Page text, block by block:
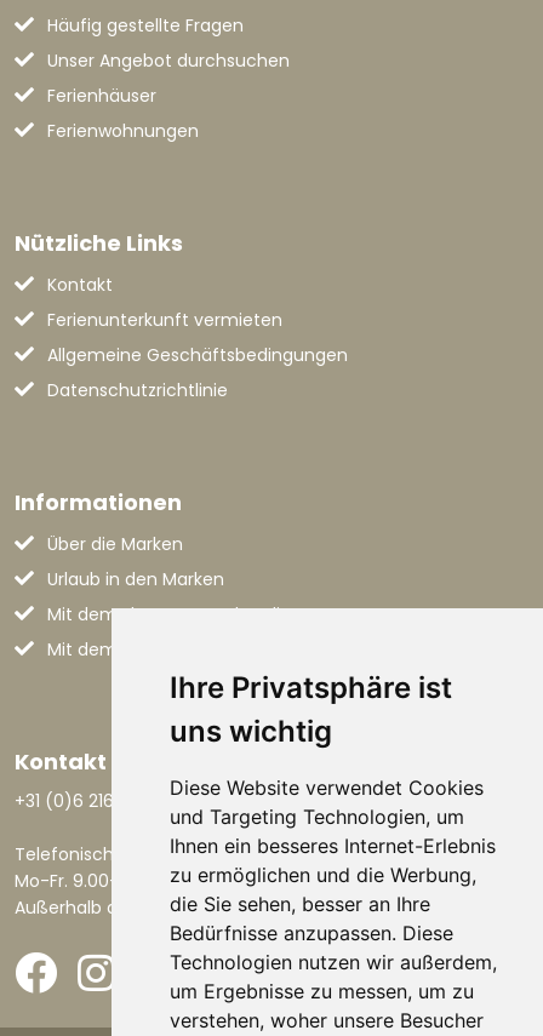
Ihre Privatsphäre ist
uns wichtig
Diese Website verwendet Cookies
und Targeting Technologien, um
Ihnen ein besseres Internet-Erlebnis
zu ermöglichen und die Werbung,
die Sie sehen, besser an Ihre
Bedürfnisse anzupassen. Diese
Technologien nutzen wir außerdem,
um Ergebnisse zu messen, um zu
verstehen, woher unsere Besucher
Häufig gestellte Fragen
Unser Angebot durchsuchen
Ferienhäuser
Ferienwohnungen
Nützliche Links
Kontakt
Ferienunterkunft vermieten
Allgemeine Geschäftsbedingungen
Datenschutzrichtlinie
Informationen
Über die Marken
Urlaub in den Marken
Mit dem Flugzeug nach Italien
Mit dem Auto nach Italien
Kontakt aufnehmen
+31 (0)6 21668801
Telefonisch erreichbar:
Mo-Fr. 9.00-17.30 Uhr.
Außerhalb dieser Zeiten per E-Mail.